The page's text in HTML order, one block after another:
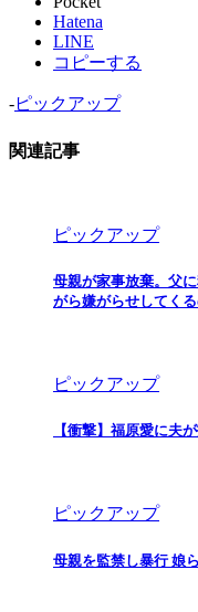
Hatena
LINE
コピーする
-ピックアップ
関連記事
ピックアップ
母親が家事放棄。父
がら嫌がらせしてく
ピックアップ
【衝撃】福原愛に夫
ピックアップ
母親を監禁し暴行 娘